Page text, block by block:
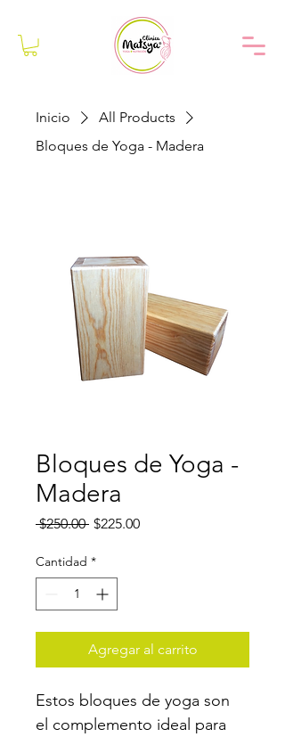
Inicio
All Products
Bloques de Yoga - Madera
Bloques de Yoga -
Madera
$250.00 Precio
$225.00Precio
Cantidad *
Agregar al carrito
Estos bloques de yoga son
el complemento ideal para